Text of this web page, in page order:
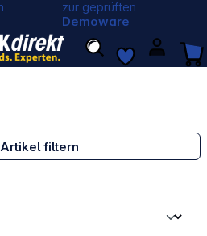
zur geprüften
Demoware
Artikel filtern